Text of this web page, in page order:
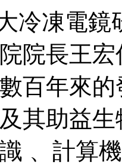
冷凍電鏡
院長王宏
百年來
其助益生
 、計